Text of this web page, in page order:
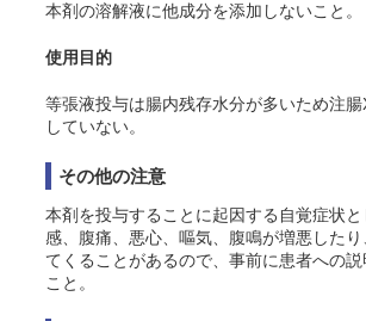
本剤の溶解液に他成分を添加しないこと。
使用目的
等張液投与は腸内残存水分が多いため注
していない。
その他の注意
本剤を投与することに起因する自覚症状
感、腹痛、悪心、嘔気、腹鳴が増悪した
てくることがあるので、事前に患者への説
こと。